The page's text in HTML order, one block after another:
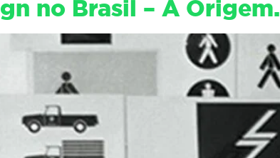
no Brasil – A Origem.